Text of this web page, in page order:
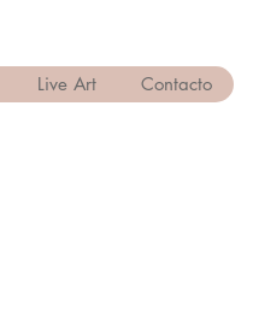
Live Art Contacto